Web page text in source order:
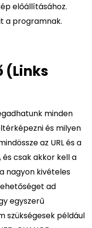
előállításához.
a programnak.
(Links
minden
és milyen
az URL és a
csak akkor kell a
nagyon kivételes
ad
egyszerű
szükségesek például